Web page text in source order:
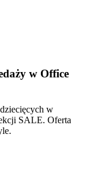
w Office
w
SALE. Oferta